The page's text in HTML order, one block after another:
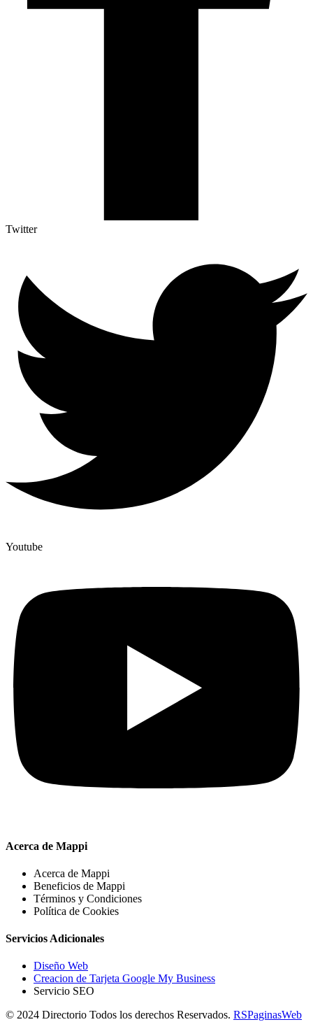
Twitter
Youtube
Acerca de Mappi
Acerca de Mappi
Beneficios de Mappi
Términos y Condiciones
Política de Cookies
Servicios Adicionales
Diseño Web
Creacion de Tarjeta Google My Business
Servicio SEO
© 2024 Directorio Todos los derechos Reservados. RSPaginasWeb